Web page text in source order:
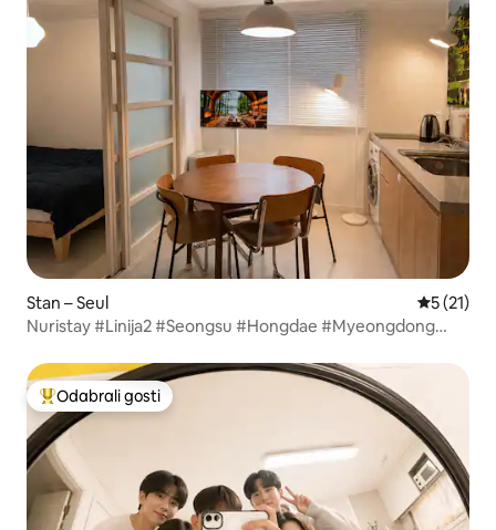
Stan – Seul Prosječna
5 (21)
Nuristay #Linija2 #Seongsu #Hongdae #Myeongdong
Među najviše rangiranima s oznakom „Odabrali gosti”
Odabrali gosti